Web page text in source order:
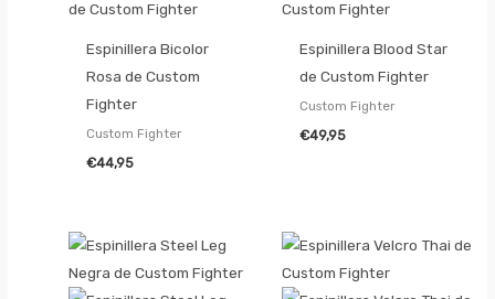
Espinillera Bicolor
Rosa de Custom
Fighter
Custom Fighter
€44,95
Espinillera Blood Star
de Custom Fighter
Custom Fighter
€49,95